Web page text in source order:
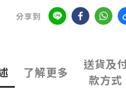
分享到
了解更多
送貨及
款方式